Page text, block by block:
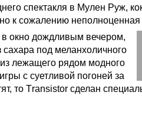
спектакля в Мулен Руж,
к сожалению неполноценная
окно дождливым вечером,
под меланхоличного
лежащего рядом модного
с суетливой погоней за
то Тransistоr сделан